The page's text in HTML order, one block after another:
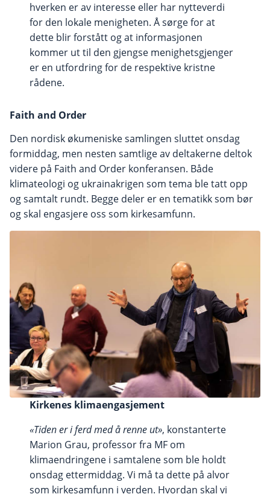
hverken er av interesse eller har nytteverdi
for den lokale menigheten. Å sørge for at
dette blir forstått og at informasjonen
kommer ut til den gjengse menighetsgjenger
er en utfordring for de respektive kristne
rådene.
Faith and Order
Den nordisk økumeniske samlingen sluttet onsdag
formiddag, men nesten samtlige av deltakerne deltok
videre på Faith and Order konferansen. Både
klimateologi og ukrainakrigen som tema ble tatt opp
og samtalt rundt. Begge deler er en tematikk som bør
og skal engasjere oss som kirkesamfunn.
Kirkenes klimaengasjement
«Tiden er i ferd med å renne ut», konstanterte
Marion Grau, professor fra MF om
klimaendringene i samtalene som ble holdt
onsdag ettermiddag. Vi må ta dette på alvor
som kirkesamfunn i verden. Hvordan skal vi